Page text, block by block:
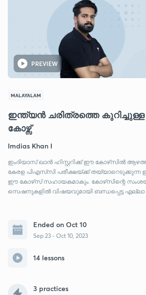
PREVIEW
MALAYALAM
ഇന്ത്യൻ ചരിത്രത്തെ
കോഴ്സ്
Imdias Khan I
ഇംദിയാസ് ഖാൻ ഹിസ്റ്ററിക്ക് ഈ കോഴ്‌സിൽ
കേരള പിഎസ്‌സി പരീക്ഷയ്ക്ക് തയ്യാറെടുക്കുന്ന
ഈ കോഴ്‌സ് സഹായകമാകും. കോഴ്‌സിന്റെ
സെഷനുകളിൽ വിഷയവുമായി ബന്ധപ്പെട്ട എല്ലാ
Ended on Oct 10
Sep 23 - Oct 10, 2023
14 lessons
3 practices